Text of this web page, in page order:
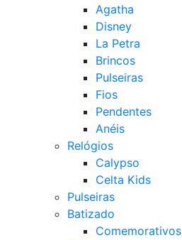
Agatha
Disney
La Petra
Brincos
Pulseiras
Fios
Pendentes
Anéis
Relógios
Calypso
Celta Kids
Pulseiras
Batizado
Comemorativos